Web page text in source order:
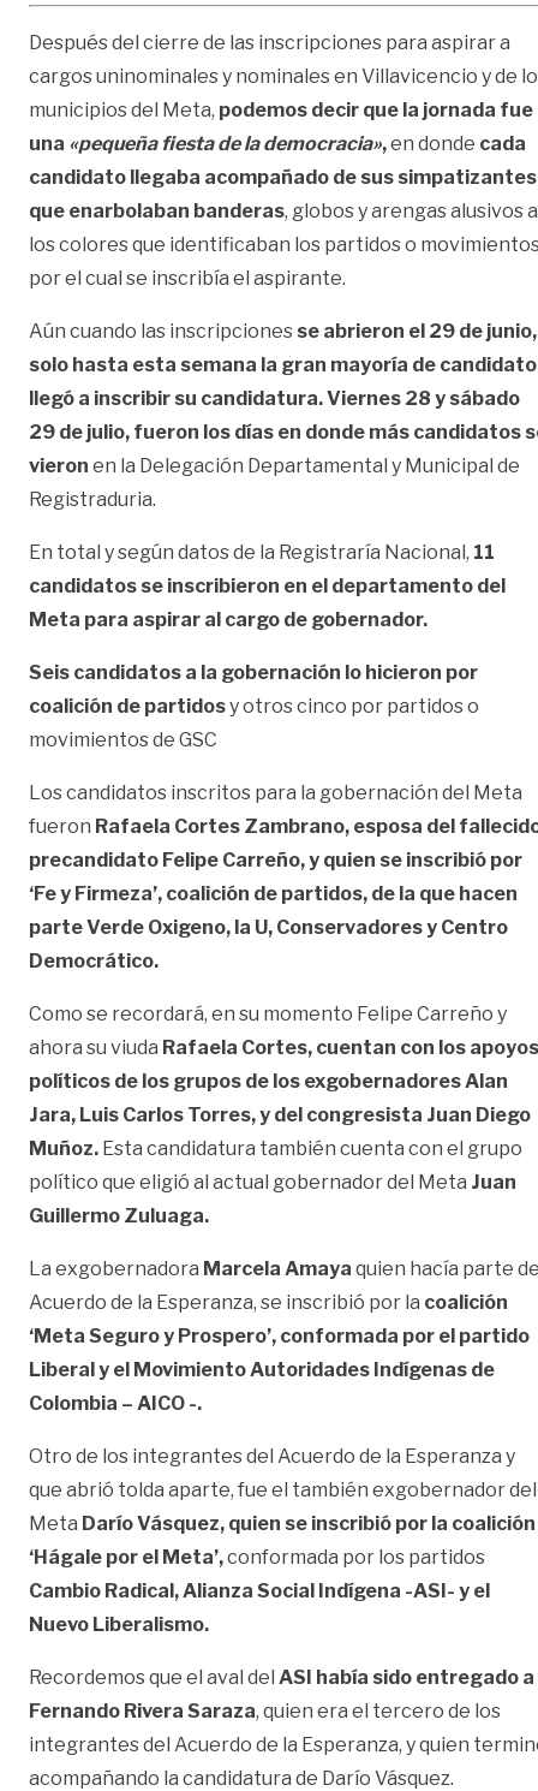
Después del cierre de las inscripciones para aspirar a
cargos uninominales y nominales en Villavicencio y de
municipios del Meta, podemos decir que la jornada fue
una «pequeña fiesta de la democracia»,en donde cada
candidato llegaba acompañado de sus simpatizantes
que enarbolaban banderas, globos y arengas alusivos a
los colores que identificaban los partidos o
por el cual se inscribía el aspirante.
Aún cuando las inscripciones se abrieron el 29 de junio,
solo hasta esta semana la gran mayoría de
llegó a inscribir su candidatura. Viernes 28 y sábado
29 de julio, fueron los días en donde más candidatos
vieron en la Delegación Departamental y Municipal de
Registraduria.
En total y según datos de la Registraría Nacional, 11
candidatos se inscribieron en el departamento del
Meta para aspirar al cargo de gobernador.
Seis candidatos a la gobernación lo hicieron por
coalición de partidosy otros cinco por partidos o
movimientos de GSC
Los candidatos inscritos para la gobernación del Meta
fueron Rafaela Cortes Zambrano, esposa del
precandidato Felipe Carreño, y quien se inscribió por
‘Fe y Firmeza’, coalición de partidos, de la que hacen
parte Verde Oxigeno, la U, Conservadores y Centro
Democrático.
Como se recordará, en su momento Felipe Carreño y
ahora su viuda Rafaela Cortes, cuentan con los apoyos
políticos de los grupos de los exgobernadores Alan
Jara, Luis Carlos Torres, y del congresista Juan Diego
Muñoz. Esta candidatura también cuenta con el grupo
político que eligió al actual gobernador del Meta Juan
Guillermo Zuluaga.
La exgobernadora Marcela Amaya quien hacía parte
Acuerdo de la Esperanza, se inscribió por la coalición
‘Meta Seguro y Prospero’, conformada por el partido
Liberal y el Movimiento Autoridades Indígenas de
Colombia – AICO -.
Otro de los integrantes del Acuerdo de la Esperanza y
que abrió tolda aparte, fue el también exgobernador del
Meta Darío Vásquez, quien se inscribió por la coalición
‘Hágale por el Meta’,conformada por los partidos
Cambio Radical, Alianza Social Indígena -ASI- y el
Nuevo Liberalismo.
Recordemos que el aval del ASI había sido entregado a
Fernando Rivera Saraza, quien era el tercero de los
integrantes del Acuerdo de la Esperanza, y quien
acompañando la candidatura de Darío Vásquez.